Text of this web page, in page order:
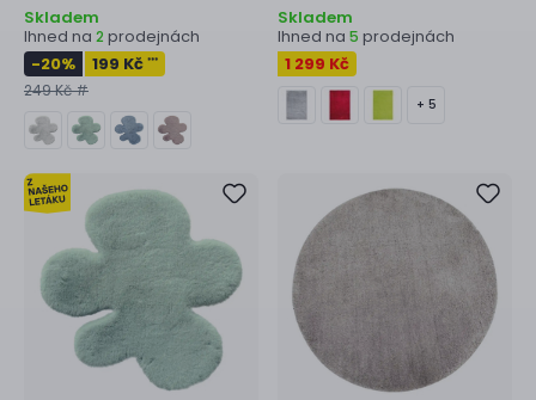
Skladem
Ihned na 2 prodejnách
-20% 199 Kč ***
249 Kč #
Skladem
Ihned na 5 prodejnách
1 299 Kč
+ 5